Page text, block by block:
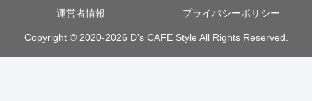
運営者情報
プライバシーポリシー
Copyright © 2020-2026 D's CAFE Style All Rights Reserved.